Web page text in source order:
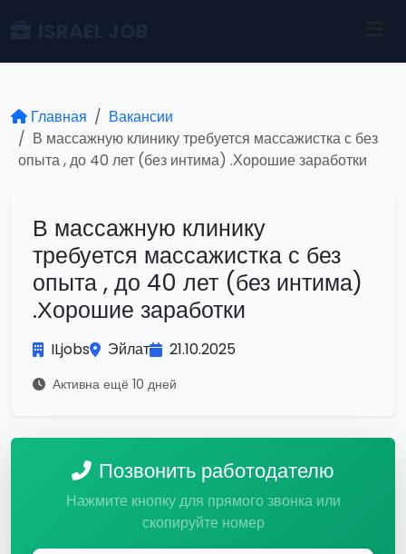
Главная
Вакансии
В массажную клинику требуется массажистка с без
опыта , до 40 лет (без интима) .Хорошие заработки
В массажную клинику
требуется массажистка с без
опыта , до 40 лет (без интима)
.Хорошие заработки
ILjobs Эйлат 21.10.2025
Активна ещё 10 дней
Позвонить работодателю
Нажмите кнопку для прямого звонка или
скопируйте номер